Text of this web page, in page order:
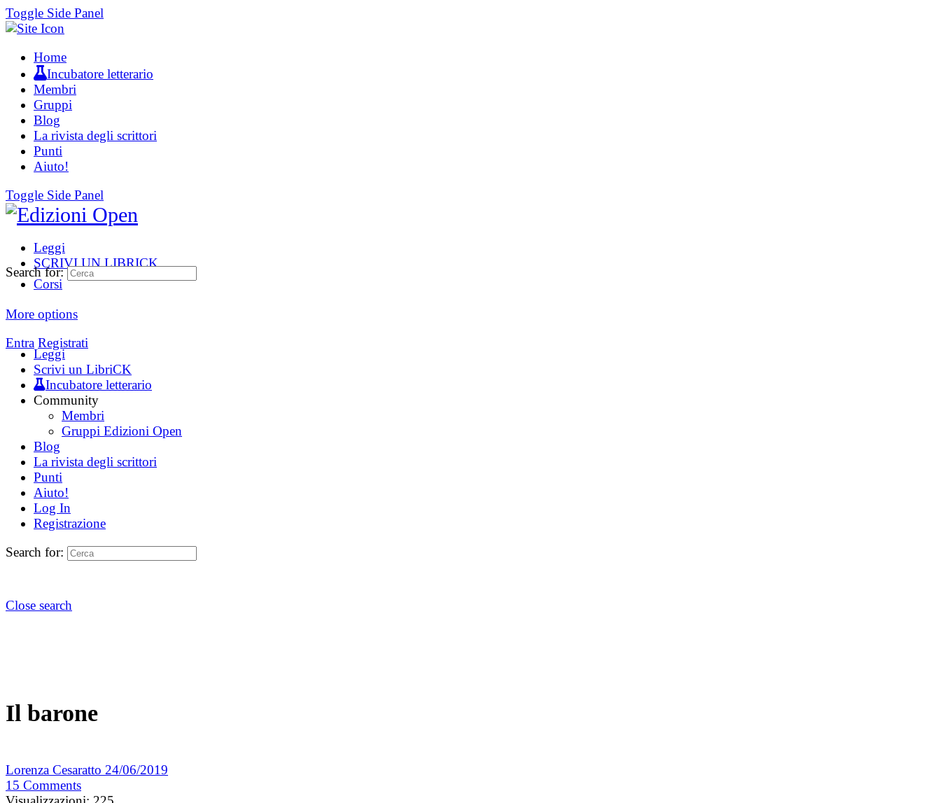
Toggle Side Panel
Home
Incubatore letterario
Membri
Gruppi
Blog
La rivista degli scrittori
Punti
Aiuto!
Toggle Side Panel
Leggi
SCRIVI UN LIBRICK
Corsi
More options
Entra Registrati
Search for:
Leggi
Scrivi un LibriCK
Incubatore letterario
Community
Membri
Gruppi Edizioni Open
Blog
La rivista degli scrittori
Punti
Aiuto!
Log In
Registrazione
Search for:
Close search
Il barone
Lorenza Cesaratto 24/06/2019
15 Comments